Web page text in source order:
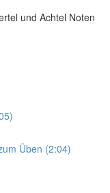
und Achtel Noten
Üben (2:04)